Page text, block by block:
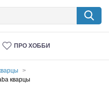
ПРО ХОББИ
кварцы